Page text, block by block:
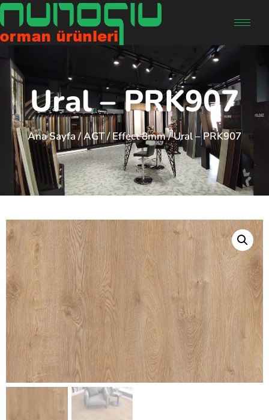
Ural – PRK907
Ana Sayfa/AGT/Effect 8mm/ Ural – PRK907